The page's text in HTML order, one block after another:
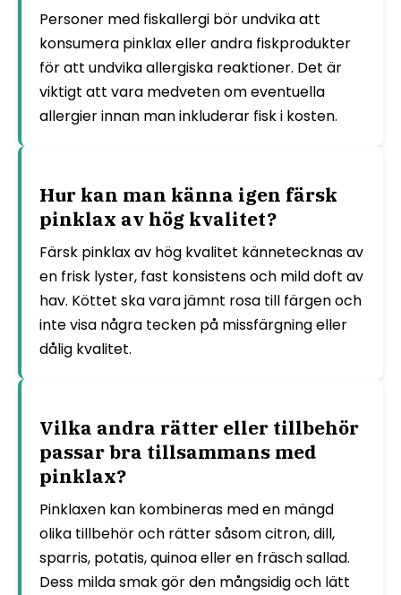
Personer med fiskallergi bör undvika att
konsumera pinklax eller andra fiskprodukter
för att undvika allergiska reaktioner. Det är
viktigt att vara medveten om eventuella
allergier innan man inkluderar fisk i kosten.
Hur kan man känna igen färsk
pinklax av hög kvalitet?
Färsk pinklax av hög kvalitet kännetecknas av
en frisk lyster, fast konsistens och mild doft av
hav. Köttet ska vara jämnt rosa till färgen och
inte visa några tecken på missfärgning eller
dålig kvalitet.
Vilka andra rätter eller tillbehör
passar bra tillsammans med
pinklax?
Pinklaxen kan kombineras med en mängd
olika tillbehör och rätter såsom citron, dill,
sparris, potatis, quinoa eller en fräsch sallad.
Dess milda smak gör den mångsidig och lätt